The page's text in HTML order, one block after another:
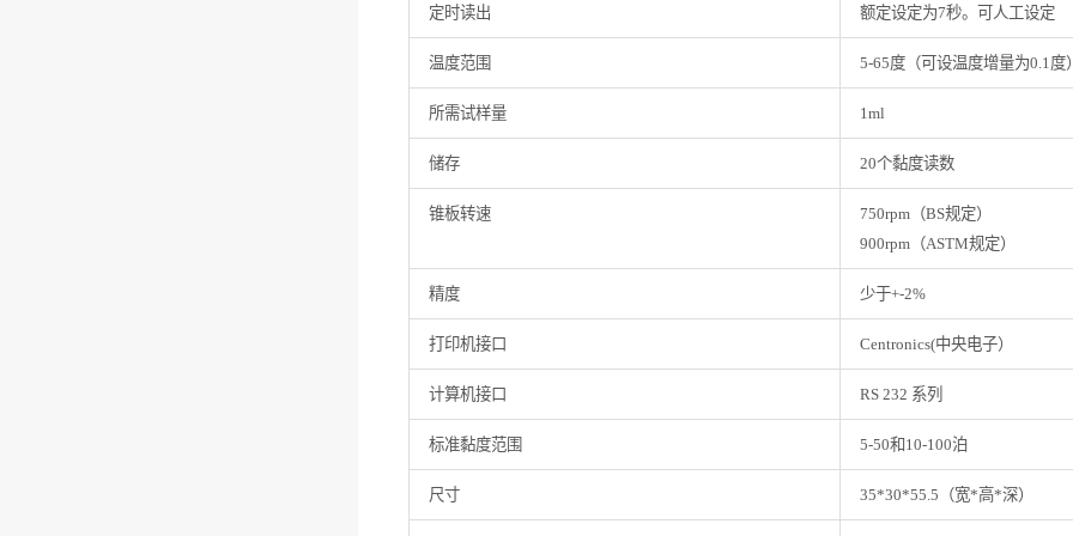
定时读出 额定设定为7秒。可人工设定
温度范围 5-65度（可设温度增量为0.1度
所需试样量 1ml
储存 20个黏度读数
锥板转速
750rpm（BS规定）
900rpm（ASTM规定）
精度 少于+-2%
打印机接口 Centronics(中央电子）
计算机接口 RS 232 系列
标准黏度范围 5-50和10-100泊
尺寸 35*30*55.5（宽*高*深）